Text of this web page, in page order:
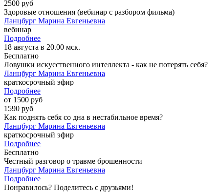
2500 руб
Здоровые отношения (вебинар с разбором фильма)
Ланцбург Марина Евгеньевна
вебинар
Подробнее
18 августа в 20.00 мск.
Бесплатно
Ловушки искусственного интеллекта - как не потерять себя?
Ланцбург Марина Евгеньевна
краткосрочный эфир
Подробнее
от 1500 руб
1590 руб
Как поднять себя со дна в нестабильное время?
Ланцбург Марина Евгеньевна
краткосрочный эфир
Подробнее
Бесплатно
Честный разговор о травме брошенности
Ланцбург Марина Евгеньевна
Подробнее
Понравилось? Поделитесь с друзьями!